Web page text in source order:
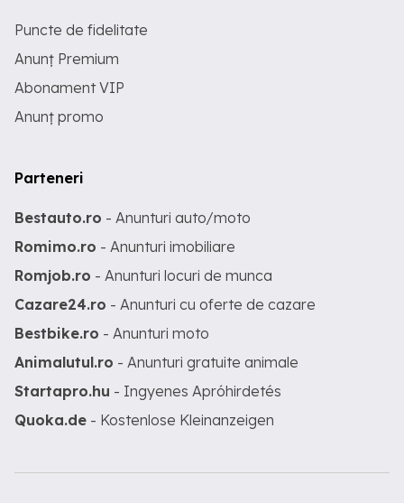
Puncte de fidelitate
Anunț Premium
Abonament VIP
Anunț promo
Parteneri
Bestauto.ro - Anunturi auto/moto
Romimo.ro - Anunturi imobiliare
Romjob.ro - Anunturi locuri de munca
Cazare24.ro - Anunturi cu oferte de cazare
Bestbike.ro - Anunturi moto
Animalutul.ro - Anunturi gratuite animale
Startapro.hu - Ingyenes Apróhirdetés
Quoka.de - Kostenlose Kleinanzeigen